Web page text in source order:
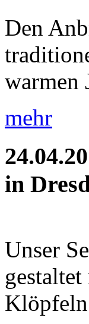
Den
warmen
mehr
in
Unser